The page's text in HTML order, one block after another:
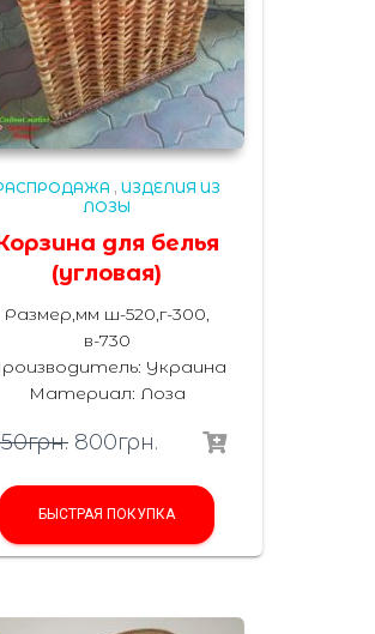
, ИЗДЕЛИЯ ИЗ
ЛОЗЫ
для белья
(угловая)
Размер,мм ш-520,г-300,
в-730
Украина
Материал: Лоза
грн. 800грн.
БЫСТРАЯ ПОКУПКА